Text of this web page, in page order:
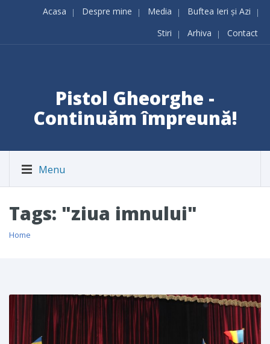
Acasa Despre mine Media
Buftea Ieri și Azi
Stiri
Arhiva Contact
Pistol Gheorghe -
Continuăm împreună!
Menu
Tags: "ziua imnului"
Home